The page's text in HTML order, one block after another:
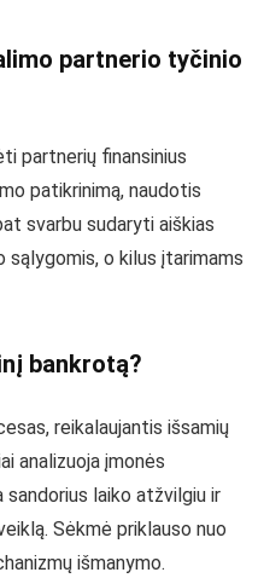
partnerio tyčinio
partnerių finansinius
patikrinimą, naudotis
svarbu sudaryti aiškias
o kilus įtarimams
bankrotą?
reikalaujantis išsamių
analizuoja įmonės
sandorius laiko atžvilgiu ir
Sėkmė priklauso nuo
išmanymo.